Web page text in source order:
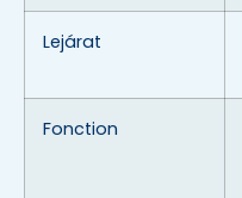
Lejárat
Fonction